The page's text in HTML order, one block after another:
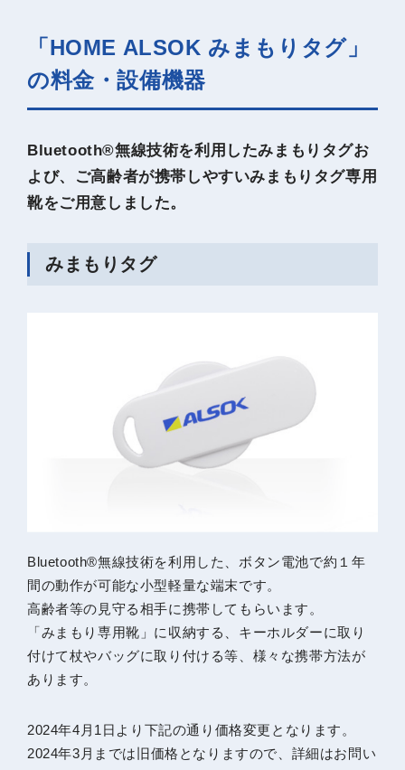
「HOME ALSOK みまもりタグ」
の料金・設備機器
Bluetooth®無線技術を利用したみまもりタグお
よび、ご高齢者が携帯しやすいみまもりタグ専用
靴をご用意しました。
みまもりタグ
Bluetooth®無線技術を利用した、ボタン電池で約１年
間の動作が可能な小型軽量な端末です。
高齢者等の見守る相手に携帯してもらいます。
「みまもり専用靴」に収納する、キーホルダーに取り
付けて杖やバッグに取り付ける等、様々な携帯方法が
あります。
2024年4月1日より下記の通り価格変更となります。
2024年3月までは旧価格となりますので、詳細はお問い